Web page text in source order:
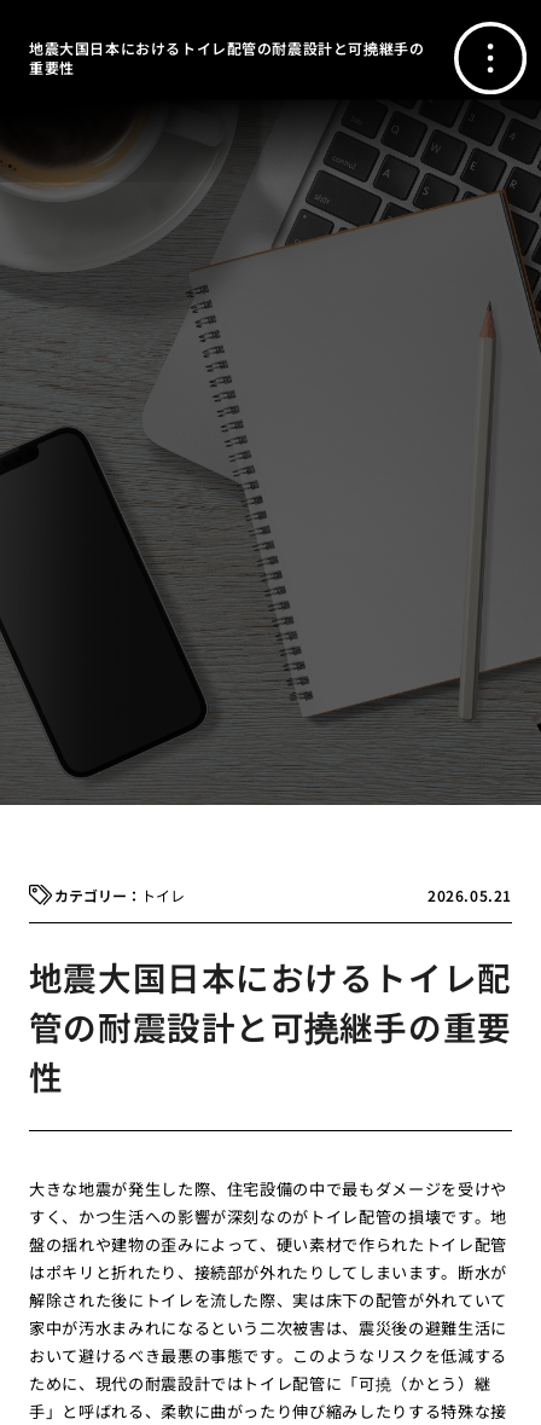
地震大国日本におけるトイレ配管の耐震設計と可撓継手の
重要性
2026.05.21
トイレ
地震大国日本におけるトイレ配
管の耐震設計と可撓継手の重要
性
大きな地震が発生した際、住宅設備の中で最もダメージを受けや
すく、かつ生活への影響が深刻なのがトイレ配管の損壊です。地
盤の揺れや建物の歪みによって、硬い素材で作られたトイレ配管
はポキリと折れたり、接続部が外れたりしてしまいます。断水が
解除された後にトイレを流した際、実は床下の配管が外れていて
家中が汚水まみれになるという二次被害は、震災後の避難生活に
おいて避けるべき最悪の事態です。このようなリスクを低減する
ために、現代の耐震設計ではトイレ配管に「可撓（かとう）継
手」と呼ばれる、柔軟に曲がったり伸び縮みしたりする特殊な接